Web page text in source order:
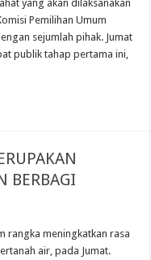
yang akan dilaksanakan
Pemilihan Umum
sejumlah pihak. Jumat
publik tahap pertama ini,
BERBAGI
rangka meningkatkan rasa
air, pada Jumat.